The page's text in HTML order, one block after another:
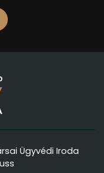
Ügyvédi Iroda